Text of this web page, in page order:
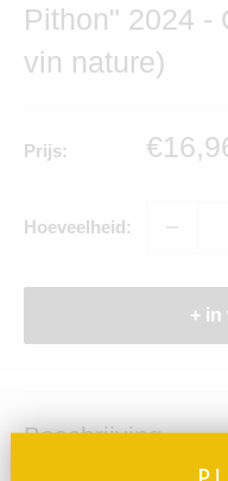
Pithon" 2024 -
vin nature)
Prijs:
Hoeveelheid:
+ in
Beschrijving